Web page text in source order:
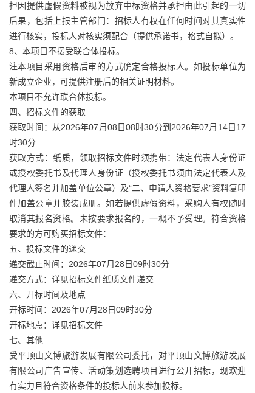
担因提供虚假资料被视为放弃中标资格并承担由此引起的一切
后果，包括上报主管部门：招标人有权在任何时间对其真实性
进行核实，投标人对核实须配合（提供承诺书，格式自拟）。
8、本项目不接受联合体投标。
注本项目采用资格后审的方式确定合格投标人。如投标单位为
新成立企业，可提供注册后的相关证明材料。
本项目不允许联合体投标。
四、招标文件的获取
获取时间：从2026年07月08日08时30分到2026年07月14日17
时30分
获取方式：纸质，领取招标文件时须携带：法定代表人身份证
或授权委托书及代理人身份证（授权委托书须由法定代表人及
代理人签名并加盖单位公章）及“二、申请人资格要求”资料复印
件加盖公章并胶装成册。如若提供虚假资料，采购人有权随时
取消其报名资格。未按要求报名的，一概不予受理。符合资格
要求的方可购买招标文件：
五、投标文件的递交
递交截止时间：2026年07月28日09时30分
递交方式：详见招标文件纸质文件递交
六、开标时间及地点
开标时间：2026年07月28日09时30分
开标地点：详见招标文件
七、其他
受平顶山文博旅游发展有限公司委托，对平顶山文博旅游发展
有限公司广告宣传、活动策划选聘项目进行公开招标，现欢迎
有实力且符合资格条件的投标人前来参加投标。